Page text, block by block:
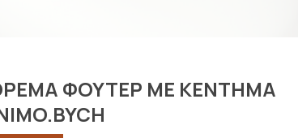
ΦΟΥΤΕΡ ΜΕ ΚΕΝΤΗΜΑ